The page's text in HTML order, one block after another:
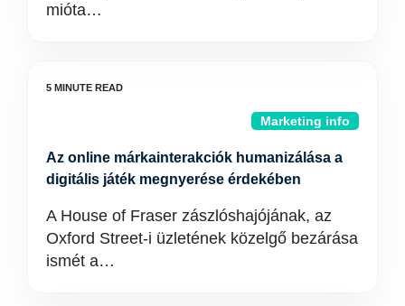
mióta…
Marketing info
Az online márkainterakciók humanizálása a
digitális játék megnyerése érdekében
A House of Fraser zászlóshajójának, az
Oxford Street-i üzletének közelgő bezárása
ismét a…